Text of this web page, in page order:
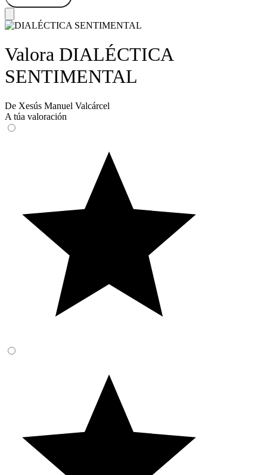
Valora DIALÉCTICA
SENTIMENTAL
De Xesús Manuel Valcárcel
A túa valoración